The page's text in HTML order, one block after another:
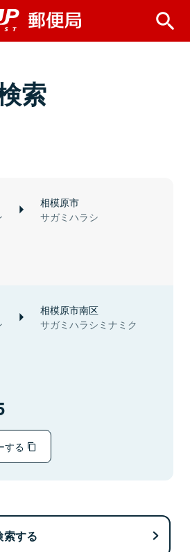
索
相模原市
サガミハラシ
相模原市南区
サガミハラシミナミク
する
する